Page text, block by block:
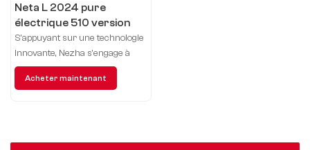
Neta L 2024 pure
électrique 510 version
rouge flash
S'appuyant sur une technologie
innovante, Nezha s'engage à
offrir aux utilisateurs une
expérience de conduite sûre et
Acheter maintenant